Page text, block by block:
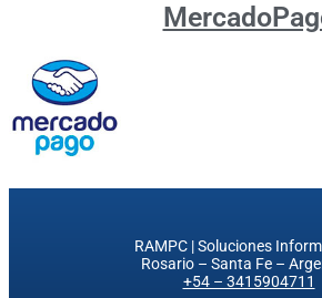
RAMPC | Soluciones
Rosario – Santa Fe –
+54 – 3415904711